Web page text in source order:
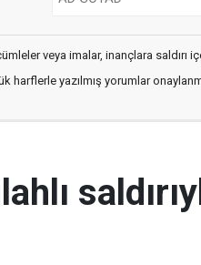
veya imalar, inançlara saldırı
harflerle yazılmış yorumlar